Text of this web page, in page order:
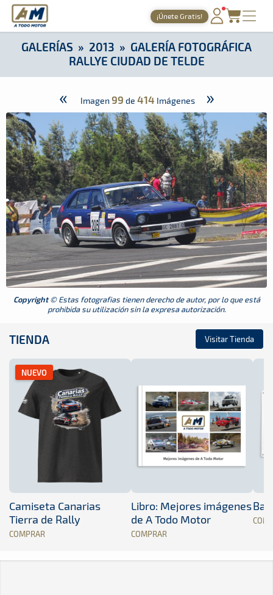
A Todo Motor · Revista del motor desde 1999
¡Únete Gratis!
PORTADA
TIEMPOS ONLINE
AGENDA
GALERÍAS
TIENDA
ARCHIVO
A Todo Motor Galería Fotográfica Rallye
GALERÍAS » 2013 » GALERÍA FOTOGRÁFICA
RALLYE CIUDAD DE TELDE
« Imagen 99 de 414 Imágenes »
Copyright© Estas fotografias tienen derecho de autor, por lo que está
prohibida su utilización sin la expresa autorización.
TIENDA Visitar Tienda
NUEVO
Camiseta Canarias
Tierra de Rally
COMPRAR
Libro: Mejores imágenes
de A Todo Motor
COMPRAR